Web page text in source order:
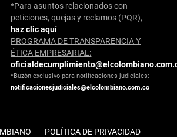
*Para asuntos relacionados con
peticiones, quejas y reclamos (PQR),
haz clic aquí
PROGRAMA DE TRANSPARENCIA Y
ÉTICA EMPRESARIAL:
*Buzón exclusivo para notificaciones judiciales:
notificacionesjudiciales@elcolombiano.com.co
POLÍTICA DE PRIVACIDAD